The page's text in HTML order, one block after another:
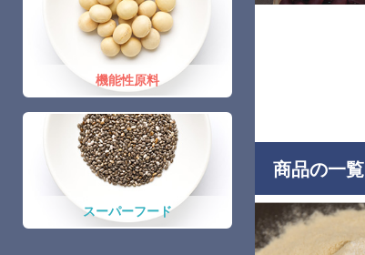
機能性原料
スーパーフード
商品の一覧